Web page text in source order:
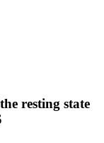
resting state